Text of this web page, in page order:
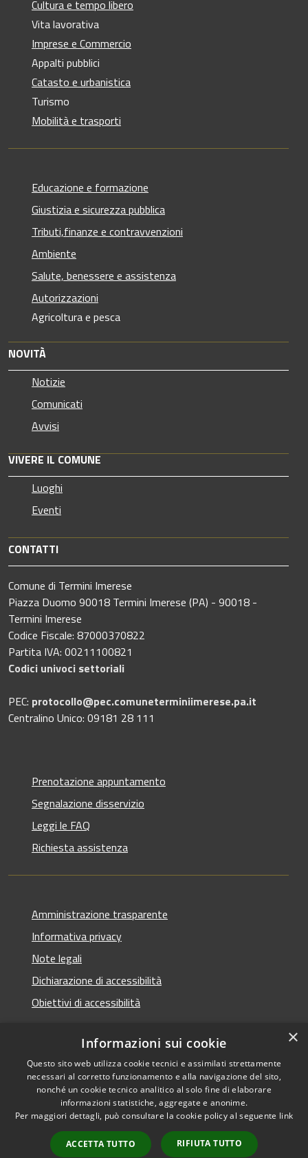
Cultura e tempo libero
Vita lavorativa
Imprese e Commercio
Appalti pubblici
Catasto e urbanistica
Turismo
Mobilità e trasporti
Educazione e formazione
Giustizia e sicurezza pubblica
Tributi,finanze e contravvenzioni
Ambiente
Salute, benessere e assistenza
Autorizzazioni
Agricoltura e pesca
NOVITÀ
Notizie
Comunicati
Avvisi
VIVERE IL COMUNE
Luoghi
Eventi
CONTATTI
Comune di Termini Imerese
Piazza Duomo 90018 Termini Imerese (PA) - 90018 -
Termini Imerese
Codice Fiscale: 87000370822
Partita IVA: 00211100821
Codici univoci settoriali
PEC: protocollo@pec.comuneterminiimerese.pa.it
Centralino Unico: 09181 28 111
Prenotazione appuntamento
Segnalazione disservizio
Leggi le FAQ
Richiesta assistenza
Amministrazione trasparente
Informativa privacy
Note legali
Dichiarazione di accessibilità
Obiettivi di accessibilità
RSS
Accessibilità
Cookie
Mappa del sito
Copyright © 2026 • Comune di
Termini Imerese • Powered
byMunicipium•
redazione
×
Informazioni sui cookie
Questo sito web utilizza cookie tecnici e assimilati strettamente
necessari al corretto funzionamento e alla navigazione del sito,
nonché un cookie tecnico analitico al solo fine di elaborare
informazioni statistiche, aggregate e anonime.
Per maggiori dettagli, può consultare la cookie policy al seguente link
ACCETTA TUTTO RIFIUTA TUTTO